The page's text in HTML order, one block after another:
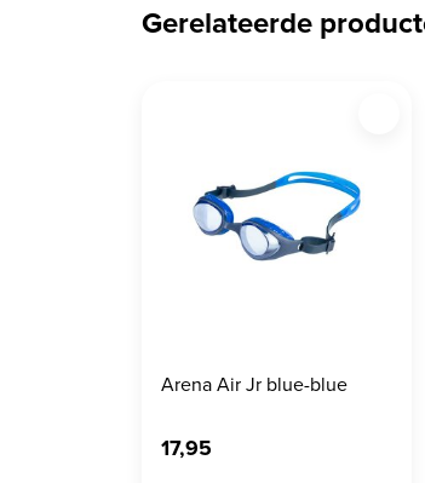
Gerelateerde
Arena Air Jr blue-blue
17,95